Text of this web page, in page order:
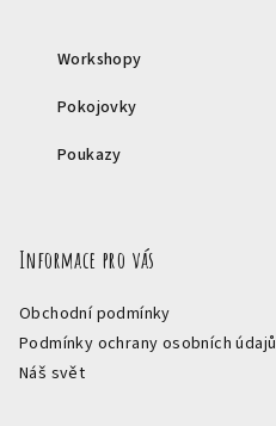
Workshopy
Pokojovky
Poukazy
Informace pro vás
Obchodní podmínky
Podmínky ochrany osobních údajů
Náš svět